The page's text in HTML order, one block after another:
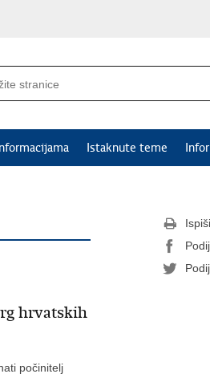
Istaknute teme
hrvatskih
počinitelj